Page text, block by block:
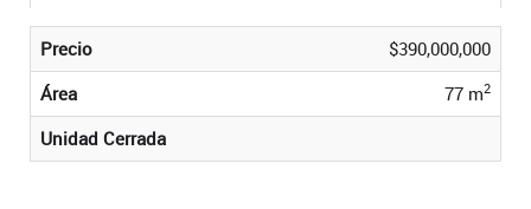
Precio
$390,000,000
Área
77 m2
Unidad Cerrada